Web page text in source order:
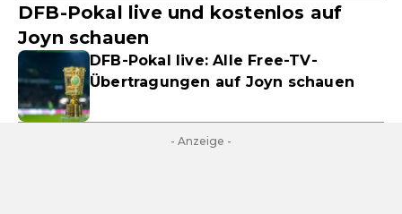
DFB-Pokal live und kostenlos auf
Joyn schauen
DFB-Pokal live: Alle Free-TV-
Übertragungen auf Joyn schauen
- Anzeige -